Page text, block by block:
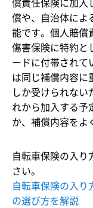
償責任保険に加入
償や、自治体によ
能です。個人賠償
傷害保険に特約と
ードに付帯されて
は同じ補償内容に
しか受けられない
れから加入する予
か、補償内容をよ
自転車保険の入り
さい。
自転車保険の入り
の選び方を解説